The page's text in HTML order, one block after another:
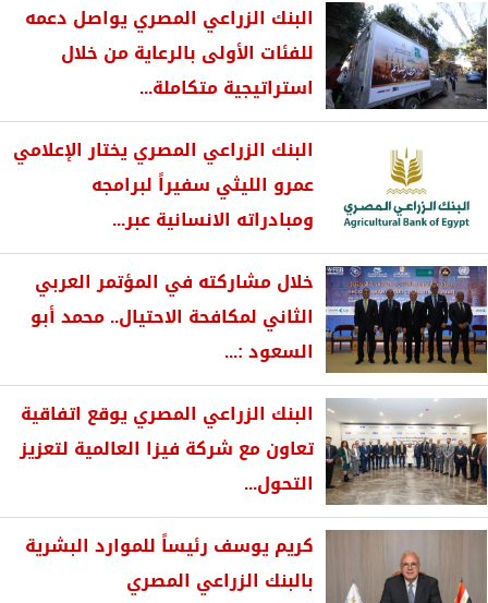
البنك الزراعي المصري يواصل دعمه
للفئات الأولى بالرعاية من خلال
استراتيجية متكاملة...
البنك الزراعي المصري يختار الإعلامي
عمرو الليثي سفيراً لبرامجه
ومبادراته الانسانية عبر...
خلال مشاركته في المؤتمر العربي
الثاني لمكافحة الاحتيال.. محمد أبو
السعود :...
البنك الزراعي المصري يوقع اتفاقية
تعاون مع شركة فيزا العالمية لتعزيز
التحول...
كريم يوسف رئيساً للموارد البشرية
بالبنك الزراعي المصري